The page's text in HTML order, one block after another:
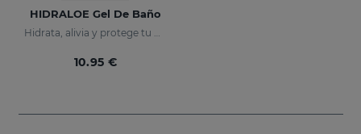
HIDRALOE Gel De Baño
10.95 €